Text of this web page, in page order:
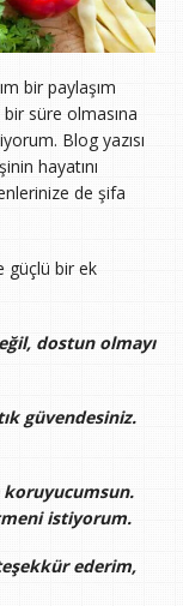
bir paylaşım
süre olmasına
Blog yazısı
hayatını
de şifa
güçlü bir ek
dostun olmayı
güvendesiniz.
koruyucumsun.
istiyorum.
ederim,